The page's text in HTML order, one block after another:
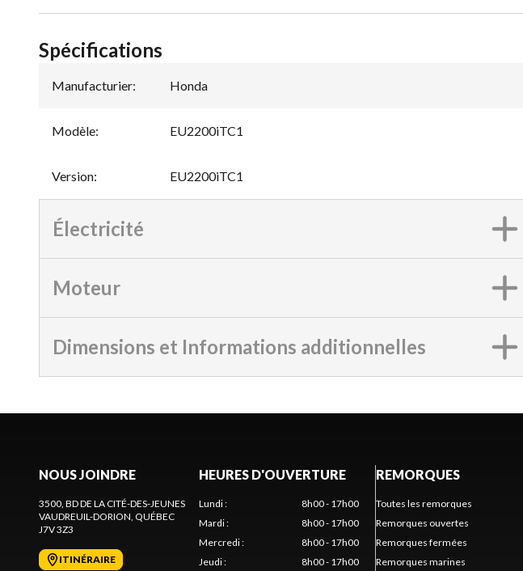
Spécifications
Manufacturier: Honda
Modèle: EU2200iTC1
Version: EU2200iTC1
Électricité
Moteur
Dimensions et Informations additionnelles
NOUS JOINDRE
3500, BD DE LA CITÉ-DES-JEUNES
VAUDREUIL-DORION, QUÉBEC
J7V 3Z3
ITINÉRAIRE
HEURES D'OUVERTURE
Lundi:
8h00 - 17h00
Mardi:
8h00 - 17h00
Mercredi:
8h00 - 17h00
Jeudi: 8h00 - 17h00
REMORQUES
Toutes les remorques
Remorques ouvertes
Remorques fermées
Remorques marines